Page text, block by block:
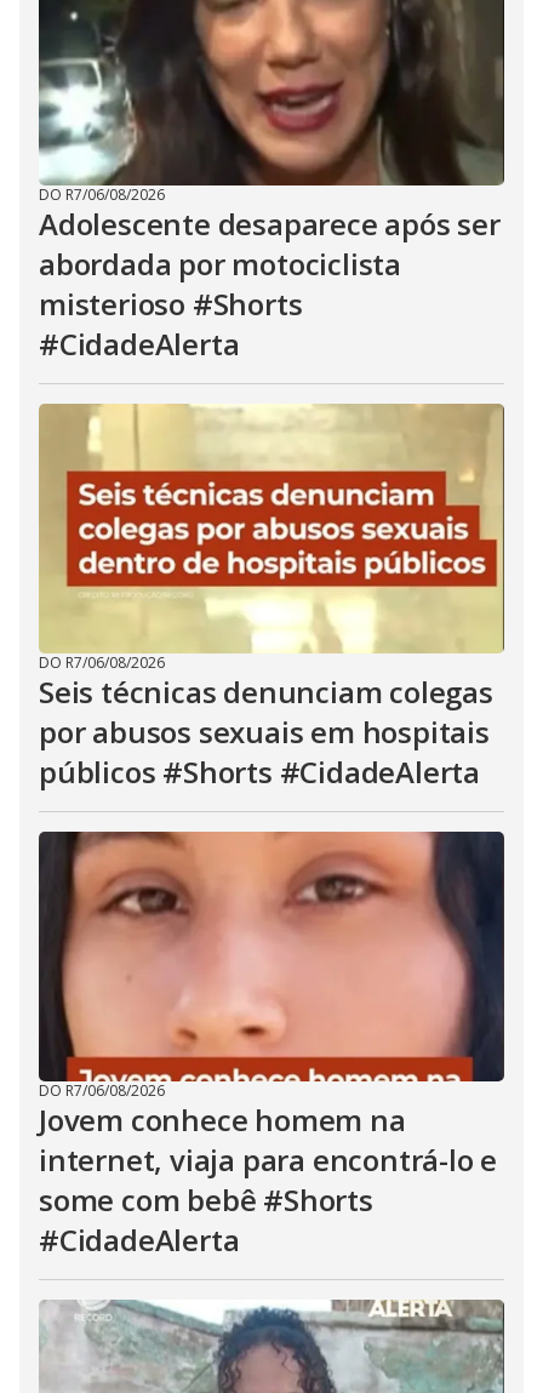
DO R7/06/08/2026
Adolescente desaparece após ser
abordada por motociclista
misterioso #Shorts
#CidadeAlerta
DO R7/06/08/2026
Seis técnicas denunciam colegas
por abusos sexuais em hospitais
públicos #Shorts #CidadeAlerta
DO R7/06/08/2026
Jovem conhece homem na
internet, viaja para encontrá-lo e
some com bebê #Shorts
#CidadeAlerta